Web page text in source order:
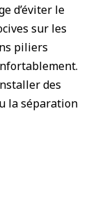
d’éviter le
sur les
piliers
des
la séparation